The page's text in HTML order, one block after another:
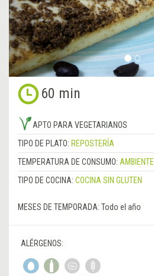
60 min
APTO PARA VEGETARIANOS
TIPO DE PLATO: REPOSTERÍA
TEMPERATURA DE CONSUMO: AMBIENTE
TIPO DE COCINA: COCINA SIN GLUTEN
MESES DE TEMPORADA: Todo el año
ALÉRGENOS: